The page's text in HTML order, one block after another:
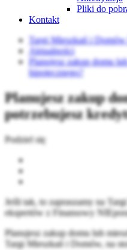
Pliki do
Kontakt
Targi Mieszkań i
Aktualności
Planujesz zakup domu
hipotecznego?
Planujesz zakup
potrzebujesz
Podziel się
Jeśli tak, to zapraszamy na
ekspertów z Finansowy
Planujesz zakup domu lub
Targi Mieszkań i Domów, na